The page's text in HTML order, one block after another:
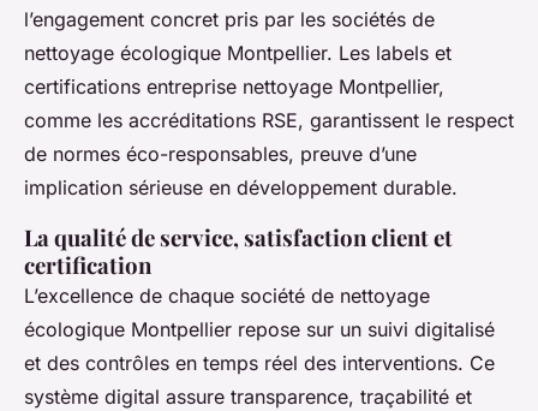
l’engagement concret pris par les sociétés de
nettoyage écologique Montpellier. Les labels et
certifications entreprise nettoyage Montpellier,
comme les accréditations RSE, garantissent le respect
de normes éco-responsables, preuve d’une
implication sérieuse en développement durable.
La qualité de service, satisfaction client et
certification
L’excellence de chaque société de nettoyage
écologique Montpellier repose sur un suivi digitalisé
et des contrôles en temps réel des interventions. Ce
système digital assure transparence, traçabilité et